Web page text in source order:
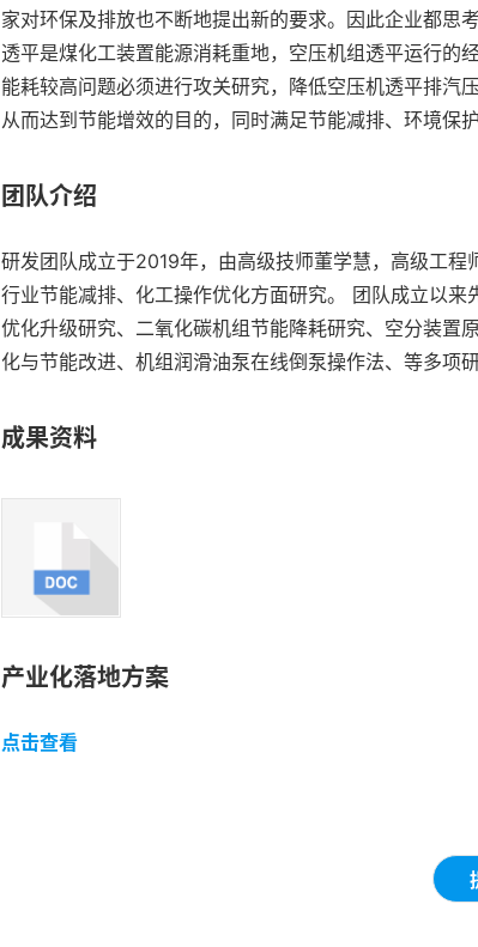
家对环保及排放也不断地提出新的要求。因此企业都思
透平是煤化工装置能源消耗重地，空压机组透平运行的
能耗较高问题必须进行攻关研究，降低空压机透平排汽
从而达到节能增效的目的，同时满足节能减排、环境保
团队介绍
研发团队成立于2019年，由高级技师董学慧，高级工
行业节能减排、化工操作优化方面研究。 团队成立以
优化升级研究、二氧化碳机组节能降耗研究、空分装置
化与节能改进、机组润滑油泵在线倒泵操作法、等多项
成果资料
产业化落地方案
点击查看